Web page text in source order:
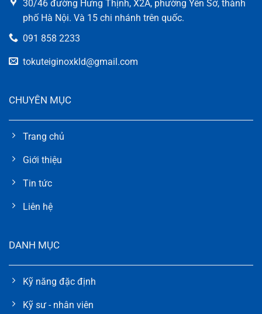
30/46 đường Hưng Thịnh, X2A, phường Yên Sở, thành
phố Hà Nội. Và 15 chi nhánh trên quốc.
091 858 2233
tokuteiginoxkld@gmail.com
CHUYÊN MỤC
Trang chủ
Giới thiệu
Tin tức
Liên hệ
DANH MỤC
Kỹ năng đặc định
Kỹ sư - nhân viên